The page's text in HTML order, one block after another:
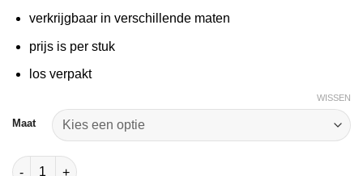
tot
verkrijgbaar in verschillende maten
prijs is per stuk
los verpakt
Maat
WISSEN
Hydrofiel windsel - diverse maten aantal